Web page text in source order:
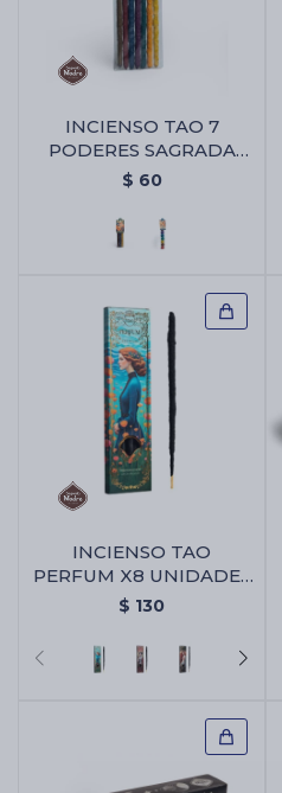
INCIENSO TAO 7
PODERES SAGRADA
MADRE - Varitas 7
$ 60
INCIENSO TAO
PERFUM X8 UNIDADES
- Limón
$ 130